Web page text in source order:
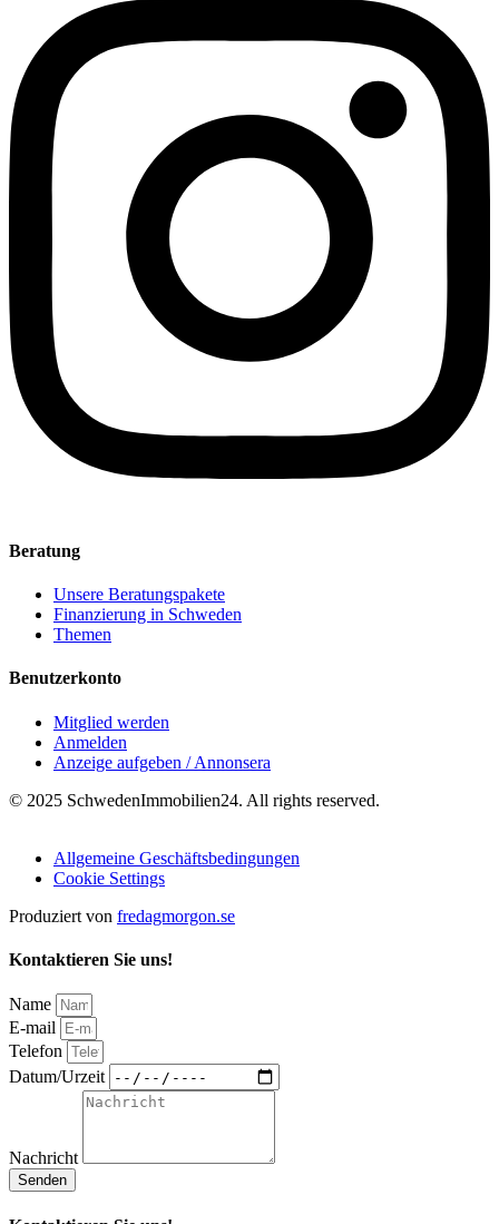
Beratung
Unsere Beratungspakete
Finanzierung in Schweden
Themen
Benutzerkonto
Mitglied werden
Anmelden
Anzeige aufgeben / Annonsera
© 2025 SchwedenImmobilien24. All rights reserved.
Allgemeine Geschäftsbedingungen
Cookie Settings
Produziert von fredagmorgon.se
Kontaktieren Sie uns!
Name
E-mail
Telefon
Datum/Urzeit
Nachricht
Senden